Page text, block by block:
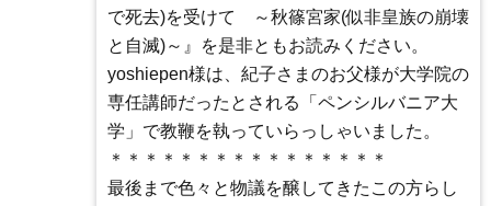
で死去)を受けて ～秋篠宮家(似非皇族の崩壊
と自滅)～』を是非ともお読みください。
yoshiepen様は、紀子さまのお父様が大学院の
専任講師だったとされる「ペンシルバニア大
学」で教鞭を執っていらっしゃいました。
＊＊＊＊＊＊＊＊＊＊＊＊＊＊＊＊
最後まで色々と物議を醸してきたこの方らし